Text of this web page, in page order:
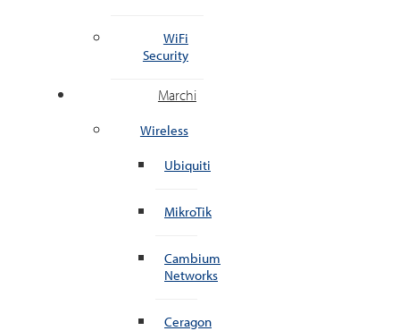
WiFi
Security
Marchi
Wireless
Ubiquiti
MikroTik
Cambium
Networks
Ceragon